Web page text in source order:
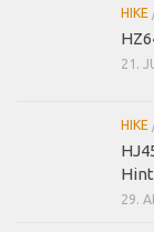
HIKE
21.
HIKE
29.